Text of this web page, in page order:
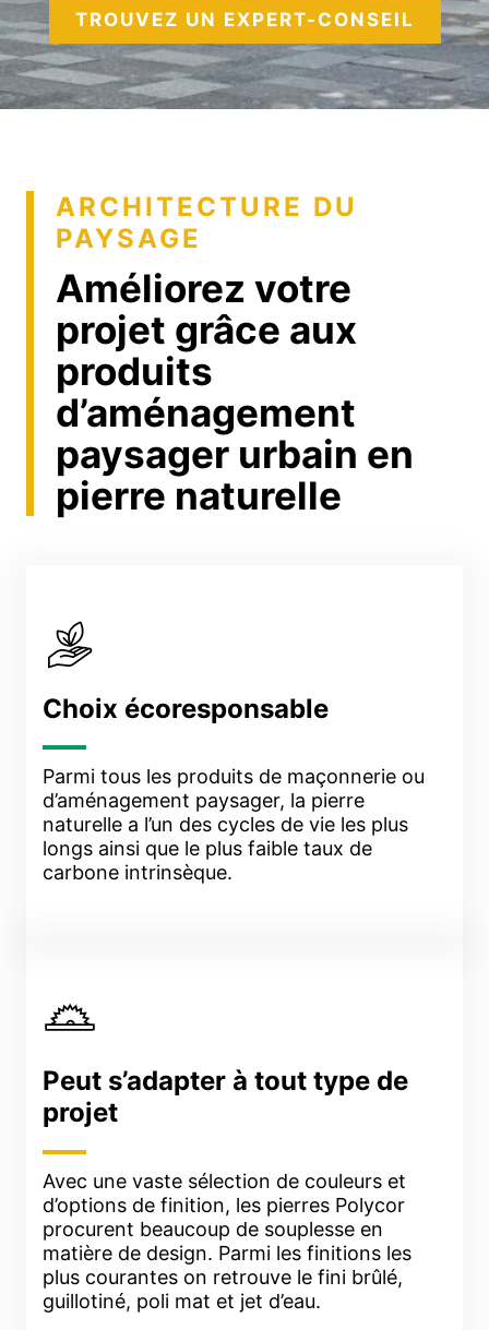
TROUVEZ UN EXPERT-CONSEIL
ARCHITECTURE DU
PAYSAGE
Améliorez votre
projet grâce aux
produits
d’aménagement
paysager urbain en
pierre naturelle
Choix écoresponsable
Parmi tous les produits de maçonnerie ou
d’aménagement paysager, la pierre
naturelle a l’un des cycles de vie les plus
longs ainsi que le plus faible taux de
carbone intrinsèque.
Peut s’adapter à tout type de
projet
Avec une vaste sélection de couleurs et
d’options de finition, les pierres Polycor
procurent beaucoup de souplesse en
matière de design. Parmi les finitions les
plus courantes on retrouve le fini brûlé,
guillotiné, poli mat et jet d’eau.